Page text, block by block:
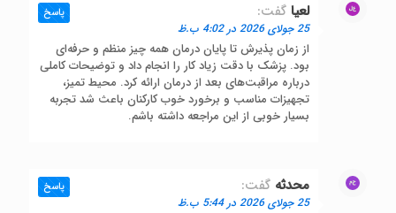
لعیا گفت:
25 جولای 2026 در 4:02 ب.ظ
از زمان پذیرش تا پایان درمان همه چیز منظم و حرفه‌ای
بود. پزشک با دقت زیاد کار را انجام داد و توضیحات کاملی
درباره مراقبت‌های بعد از درمان ارائه کرد. محیط تمیز،
تجهیزات مناسب و برخورد خوب کارکنان باعث شد تجربه
بسیار خوبی از این مراجعه داشته باشم.
پاسخ
محدثه گفت:
25 جولای 2026 در 5:44 ب.ظ
پاسخ